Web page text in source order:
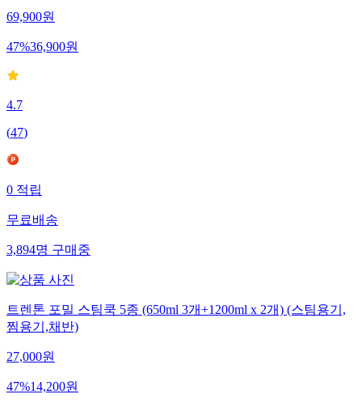
69,900원
47%36,900원
4.7
(47)
0적립
무료배송
3,894명구매중
트렌톤 포밀 스팀쿡 5종 (650ml 3개+1200ml x 2개) (스팀용기,
찜용기,채반)
27,000원
47%14,200원